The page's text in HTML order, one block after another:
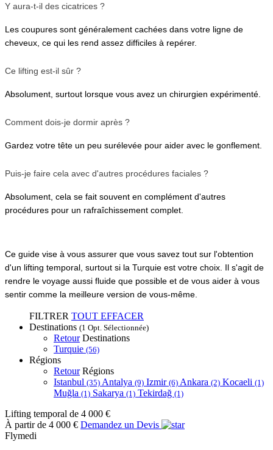
Y aura-t-il des cicatrices ?
Les coupures sont généralement cachées dans votre ligne de
cheveux, ce qui les rend assez difficiles à repérer.
Ce lifting est-il sûr ?
Absolument, surtout lorsque vous avez un chirurgien expérimenté.
Comment dois-je dormir après ?
Gardez votre tête un peu surélevée pour aider avec le gonflement.
Puis-je faire cela avec d'autres procédures faciales ?
Absolument, cela se fait souvent en complément d'autres
procédures pour un rafraîchissement complet.
Ce guide vise à vous assurer que vous savez tout sur l'obtention
d'un lifting temporal, surtout si la Turquie est votre choix. Il s'agit de
rendre le voyage aussi fluide que possible et de vous aider à vous
sentir comme la meilleure version de vous-même.
FILTRER TOUT EFFACER
Destinations (1 Opt. Sélectionnée)
Retour Destinations
Turquie (56)
Régions
Retour Régions
Istanbul (35) Antalya (9) Izmir (6) Ankara (2) Kocaeli (1)
Muğla (1) Sakarya (1) Tekirdağ (1)
Lifting temporal de 4 000 €
À partir de 4 000 € Demandez un Devis
Flymedi